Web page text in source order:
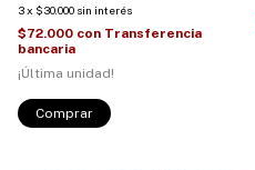
3x $30.000 sin interés
$72.000 con Transferencia
bancaria
¡Última unidad!
Comprar